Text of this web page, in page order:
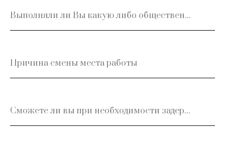
Выполняли ли Вы какую либо общественную (организационную) работу на предыдущем месте? Если «да», то какую?
Причина смены места работы
Сможете ли вы при необходимости задерживаться на работе?